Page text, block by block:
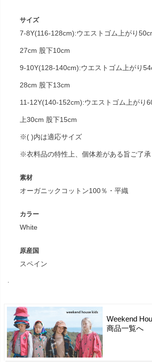
サイズ
7-8Y(116-128cm):ウエストゴム上がり
27cm 股下10cm
9-10Y(128-140cm):ウエストゴム上がり
28cm 股下13cm
11-12Y(140-152cm):ウエストゴム上がり
上30cm 股下15cm
※( )内は適応サイズ
※衣料品の特性上、個体差がある旨ご了承
素材
オーガニックコットン100％・平織
カラー
White
原産国
スペイン
.
Weekend
商品一覧へ